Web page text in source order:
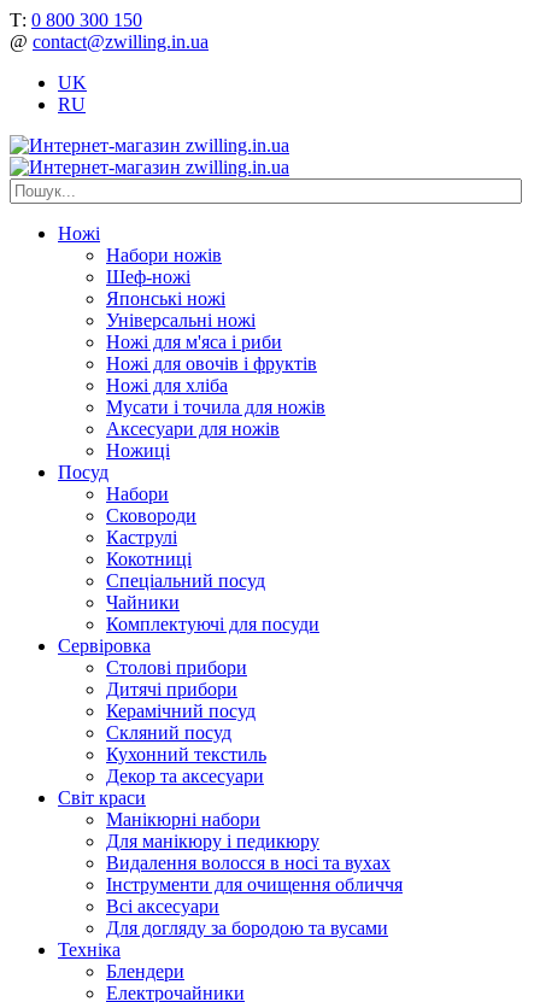
Т: 0 800 300 150
@ contact@zwilling.in.ua
UK
RU
Ножі
Набори ножів
Шеф-ножі
Японські ножі
Універсальні ножі
Ножі для м'яса і риби
Ножі для овочів і фруктів
Ножі для хліба
Мусати і точила для ножів
Аксесуари для ножів
Ножиці
Посуд
Набори
Сковороди
Каструлі
Кокотниці
Cпеціальний посуд
Чайники
Комплектуючі для посуди
Сервіровка
Столові прибори
Дитячі прибори
Керамічний посуд
Скляний посуд
Кухонний текстиль
Декор та аксесуари
Світ краси
Манікюрні набори
Для манікюру і педикюру
Видалення волосся в носі та вухах
Інструменти для очищення обличчя
Всі аксесуари
Для догляду за бородою та вусами
Техніка
Блендери
Електрочайники